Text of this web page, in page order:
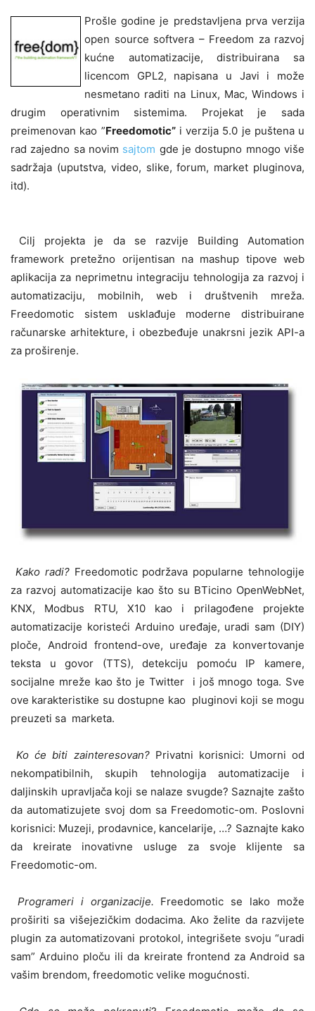
Prošle godine je predstavljena prva verzija
open source softvera – Freedom za razvoj
kućne automatizacije, distribuirana sa
licencom GPL2, napisana u Javi i može
nesmetano raditi na Linux, Mac, Windows i
drugim operativnim sistemima. Projekat je sada
preimenovan kao ”Freedomotic”i verzija 5.0 je puštena u
rad zajedno sa novim sajtom gde je dostupno mnogo više
sadržaja (uputstva, video, slike, forum, market pluginova,
itd).
Cilj projekta je da se razvije Building Automation
framework pretežno orijentisan na mashup tipove web
aplikacija za neprimetnu integraciju tehnologija za razvoj i
automatizaciju, mobilnih, web i društvenih mreža.
Freedomotic sistem usklađuje moderne distribuirane
računarske arhitekture, i obezbeđuje unakrsni jezik API-a
za proširenje.
Kako radi? Freedomotic podržava popularne tehnologije
za razvoj automatizacije kao što su BTicino OpenWebNet,
KNX, Modbus RTU, X10 kao i prilagođene projekte
automatizacije koristeći Arduino uređaje, uradi sam (DIY)
ploče, Android frontend-ove, uređaje za konvertovanje
teksta u govor (TTS), detekciju pomoću IP kamere,
socijalne mreže kao što je Twitter i još mnogo toga. Sve
ove karakteristike su dostupne kao pluginovi koji se mogu
preuzeti sa marketa.
Ko će biti zainteresovan?Privatni korisnici: Umorni od
nekompatibilnih, skupih tehnologija automatizacije i
daljinskih upravljača koji se nalaze svugde? Saznajte zašto
da automatizujete svoj dom sa Freedomotic-om. Poslovni
korisnici: Muzeji, prodavnice, kancelarije, …? Saznajte kako
da kreirate inovativne usluge za svoje klijente sa
Freedomotic-om.
Programeri i organizacije. Freedomotic se lako može
proširiti sa višejezičkim dodacima. Ako želite da razvijete
plugin za automatizovani protokol, integrišete svoju “uradi
sam” Arduino ploču ili da kreirate frontend za Android sa
vašim brendom, freedomotic velike mogućnosti.